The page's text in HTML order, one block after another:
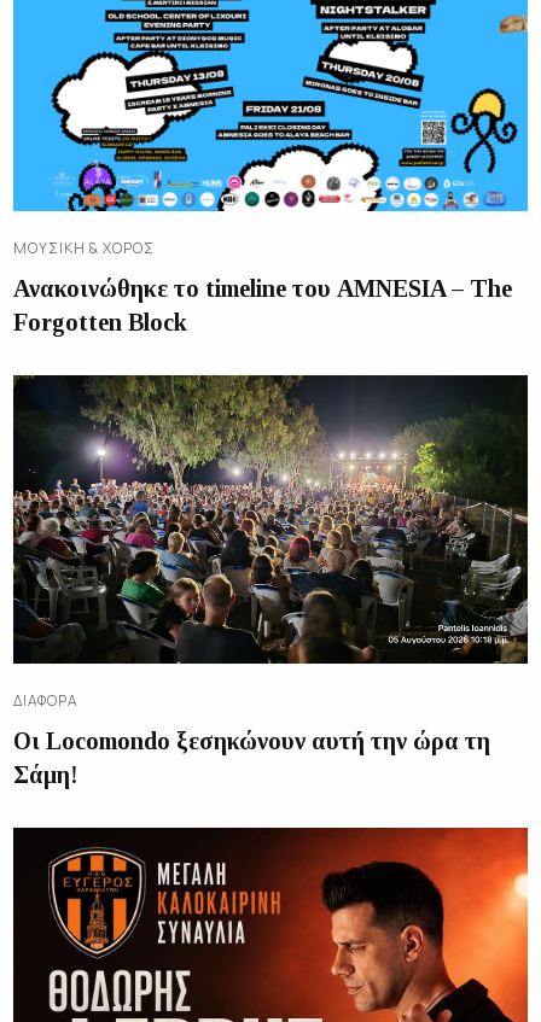
ΜΟΥΣΙΚΉ & ΧΟΡΌΣ
Ανακοινώθηκε το timeline του AMNESIA – The
Forgotten Block
ΔΙΑΦΟΡΑ
Οι Locomondo ξεσηκώνουν αυτή την ώρα τη
Σάμη!